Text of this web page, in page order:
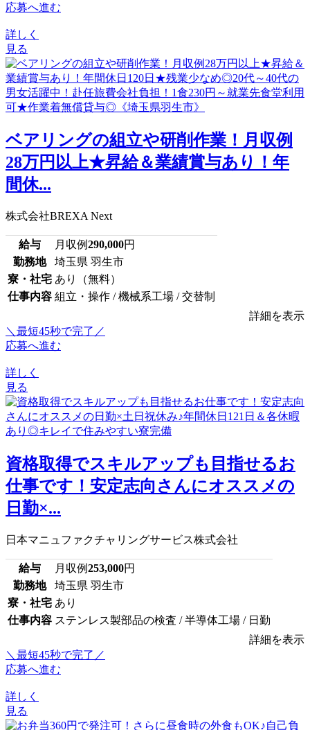
応募へ進む
詳しく
見る
ベアリングの組立や研削作業！月収例
28万円以上★昇給＆業績賞与あり！年
間休...
株式会社BREXA Next
給与 月収例290,000円
勤務地
埼玉県 羽生市
寮・社宅 あり（無料）
仕事内容 組立・操作 / 機械系工場 / 交替制
詳細を表示
＼最短45秒で完了／
応募へ進む
詳しく
見る
資格取得でスキルアップも目指せるお
仕事です！安定志向さんにオススメの
日勤×...
日本マニュファクチャリングサービス株式会社
給与 月収例253,000円
勤務地
埼玉県 羽生市
寮・社宅 あり
仕事内容 ステンレス製部品の検査 / 半導体工場 / 日勤
詳細を表示
＼最短45秒で完了／
応募へ進む
詳しく
見る